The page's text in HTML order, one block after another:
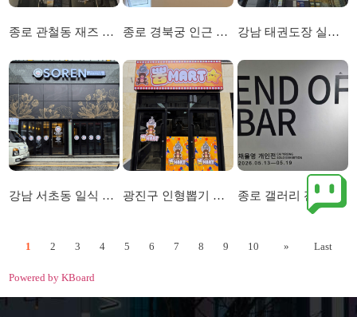
종로 관철동 재즈 클럽 외부 간판 및 내부 아크릴 간판 시공 종로 경북궁 인근 전시회 레터링 시트 시공 강남 태권도장 실내 사인물 및 외부 선팅 간판 시
강남 서초동 일식 레스토랑 채널 간판 및 시트선팅 광진구 인형뽑기 무인 매장 간판 및 선팅시공 종로 갤러리 전시회 레터링 시트 시공
1 2 3 4 5 6 7 8 9 10 » Last
Powered by KBoard